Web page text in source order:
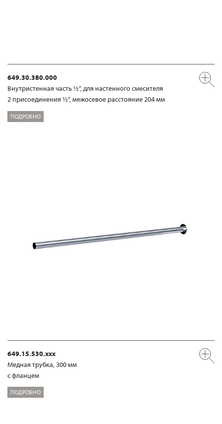
649.30.380.000
Внутристенная часть ½“, для настенного смесителя
2 присоединения ½“, межосевое расстояние 204 мм
ПОДРОБНО
649.15.530.xxx
Медная трубка, 300 мм
с фланцем
ПОДРОБНО